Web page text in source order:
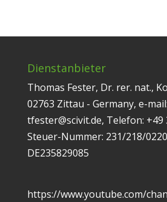
Dienstanbieter
Thomas Fester, Dr. rer. nat.,
02763 Zittau - Germany, e-mail:
tfester@scivit.de, Telefon: +49
Steuer-Nummer: 231/218/
DE235829085
https://www.youtube.com/